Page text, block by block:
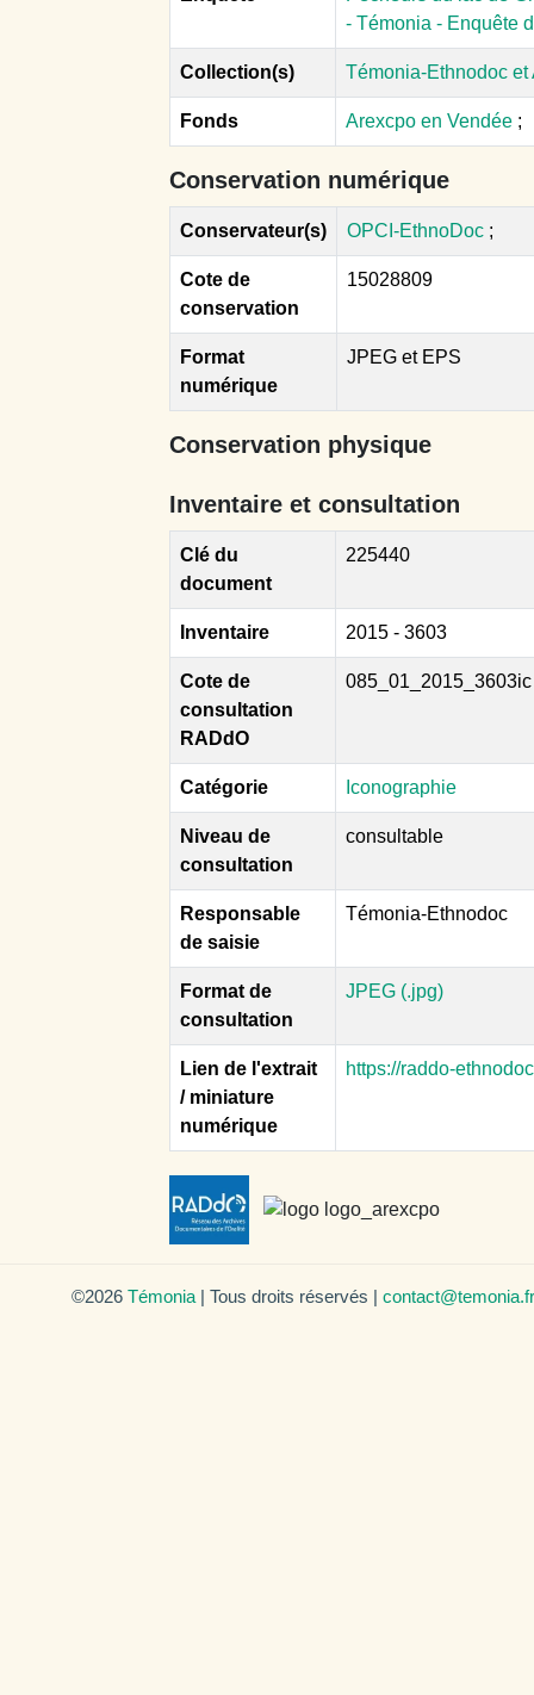
- Témonia - Enquête
Collection(s) Témonia-Ethnodoc
Fonds Arexcpo en Vendée ;
Conservation numérique
Conservateur(s) OPCI-EthnoDoc ;
Cote de
conservation
15028809
Format
numérique
JPEG et EPS
Conservation physique
Inventaire et consultation
Clé du
document
225440
Inventaire 2015 - 3603
Cote de
consultation
RADdO
085_01_2015_3603ic
Catégorie Iconographie
Niveau de
consultation
consultable
Responsable
de saisie
Témonia-Ethnodoc
Format de
consultation
JPEG (.jpg)
Lien de l'extrait
/ miniature
numérique
https://raddo-
©2026 Témonia | Tous droits réservés | contact@temonia.fr